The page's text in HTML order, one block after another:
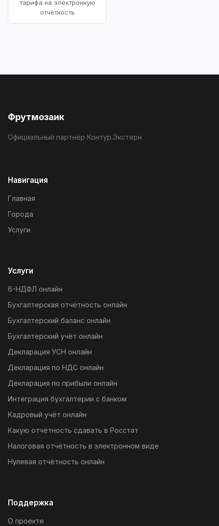
тарифа на электронную
отчётность
Фрутмозаик
Официальный партнёр Контур.Экстерн
Навигация
Главная
Города
Услуги
Услуги
6-НДФЛ онлайн
Бухгалтерская отчётность онлайн
Бухгалтерский баланс онлайн
Бухгалтерский учёт онлайн
Декларация УСН онлайн
Декларация по НДС онлайн
Декларация по прибыли онлайн
Интеграция бухгалтерии с банком
Кадровый учёт онлайн
Какую отчётность сдавать в Росстат
Налоговая отчётность в электронном виде
Нулевая отчётность онлайн
Поддержка
О проекте